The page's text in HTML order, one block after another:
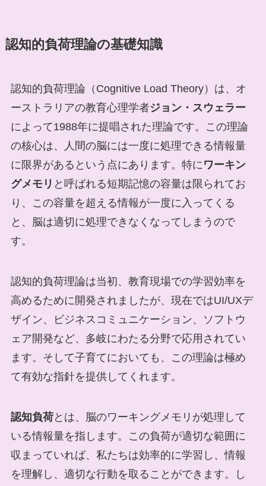
認知的負荷理論の基礎知識
認知的負荷理論（Cognitive Load Theory）は、オ
ーストラリアの教育心理学者ジョン・スウェラー
によって1988年に提唱された理論です。この理論
の核心は、人間の脳には一度に処理できる情報量
に限界があるという点にあります。特にワーキン
グメモリ と呼ばれる短期記憶の容量は限られてお
り、この容量を超える情報が一度に入ってくる
と、脳は適切に処理できなくなってしまうので
す。
認知的負荷理論は当初、教育現場での学習効率を
高めるために開発されましたが、現在ではUI/UXデ
ザイン、ビジネスコミュニケーション、ソフトウ
ェア開発など、多岐にわたる分野で応用されてい
ます。そして子育てにおいても、この理論は極め
て有効な指針を提供してくれます。
認知負荷とは、脳のワーキングメモリが処理して
いる情報量を指します。この負荷が適切な範囲に
収まっていれば、私たちは効率的に学習し、情報
を理解し、適切な行動を取ることができます。し